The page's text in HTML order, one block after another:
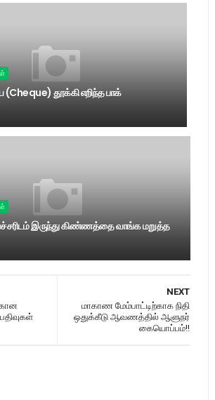
தூக்கி எறிந்த பாக்
இருந்து கிண்ணத்தை வாங்க மறுத்த
NEXT
மாகாண மேம்பாட்டிற்காக நிதி
ஒதுக்கீடு ஆவணத்தில் ஆளுநர்
கையொப்பம்!!